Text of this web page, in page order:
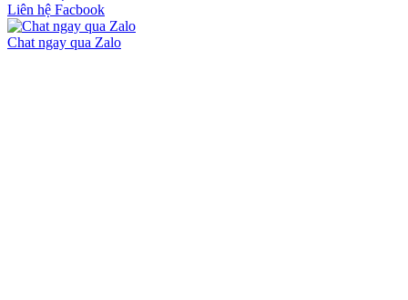
Liên hệ Facbook
Chat ngay qua Zalo